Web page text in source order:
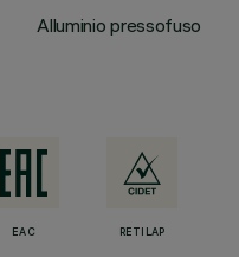
Alluminio pressofuso
EAC RETILAP